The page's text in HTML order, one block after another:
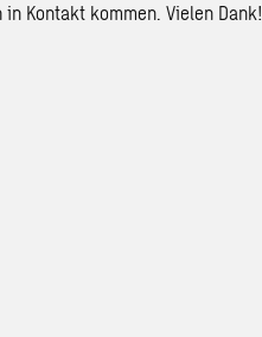
in Kontakt kommen. Vielen Dank!